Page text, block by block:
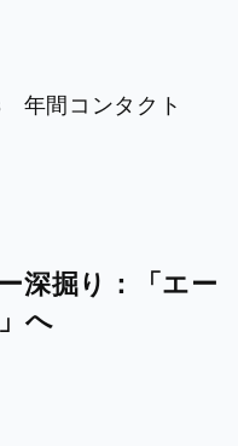
間コンタクト
深掘り：「エー
へ